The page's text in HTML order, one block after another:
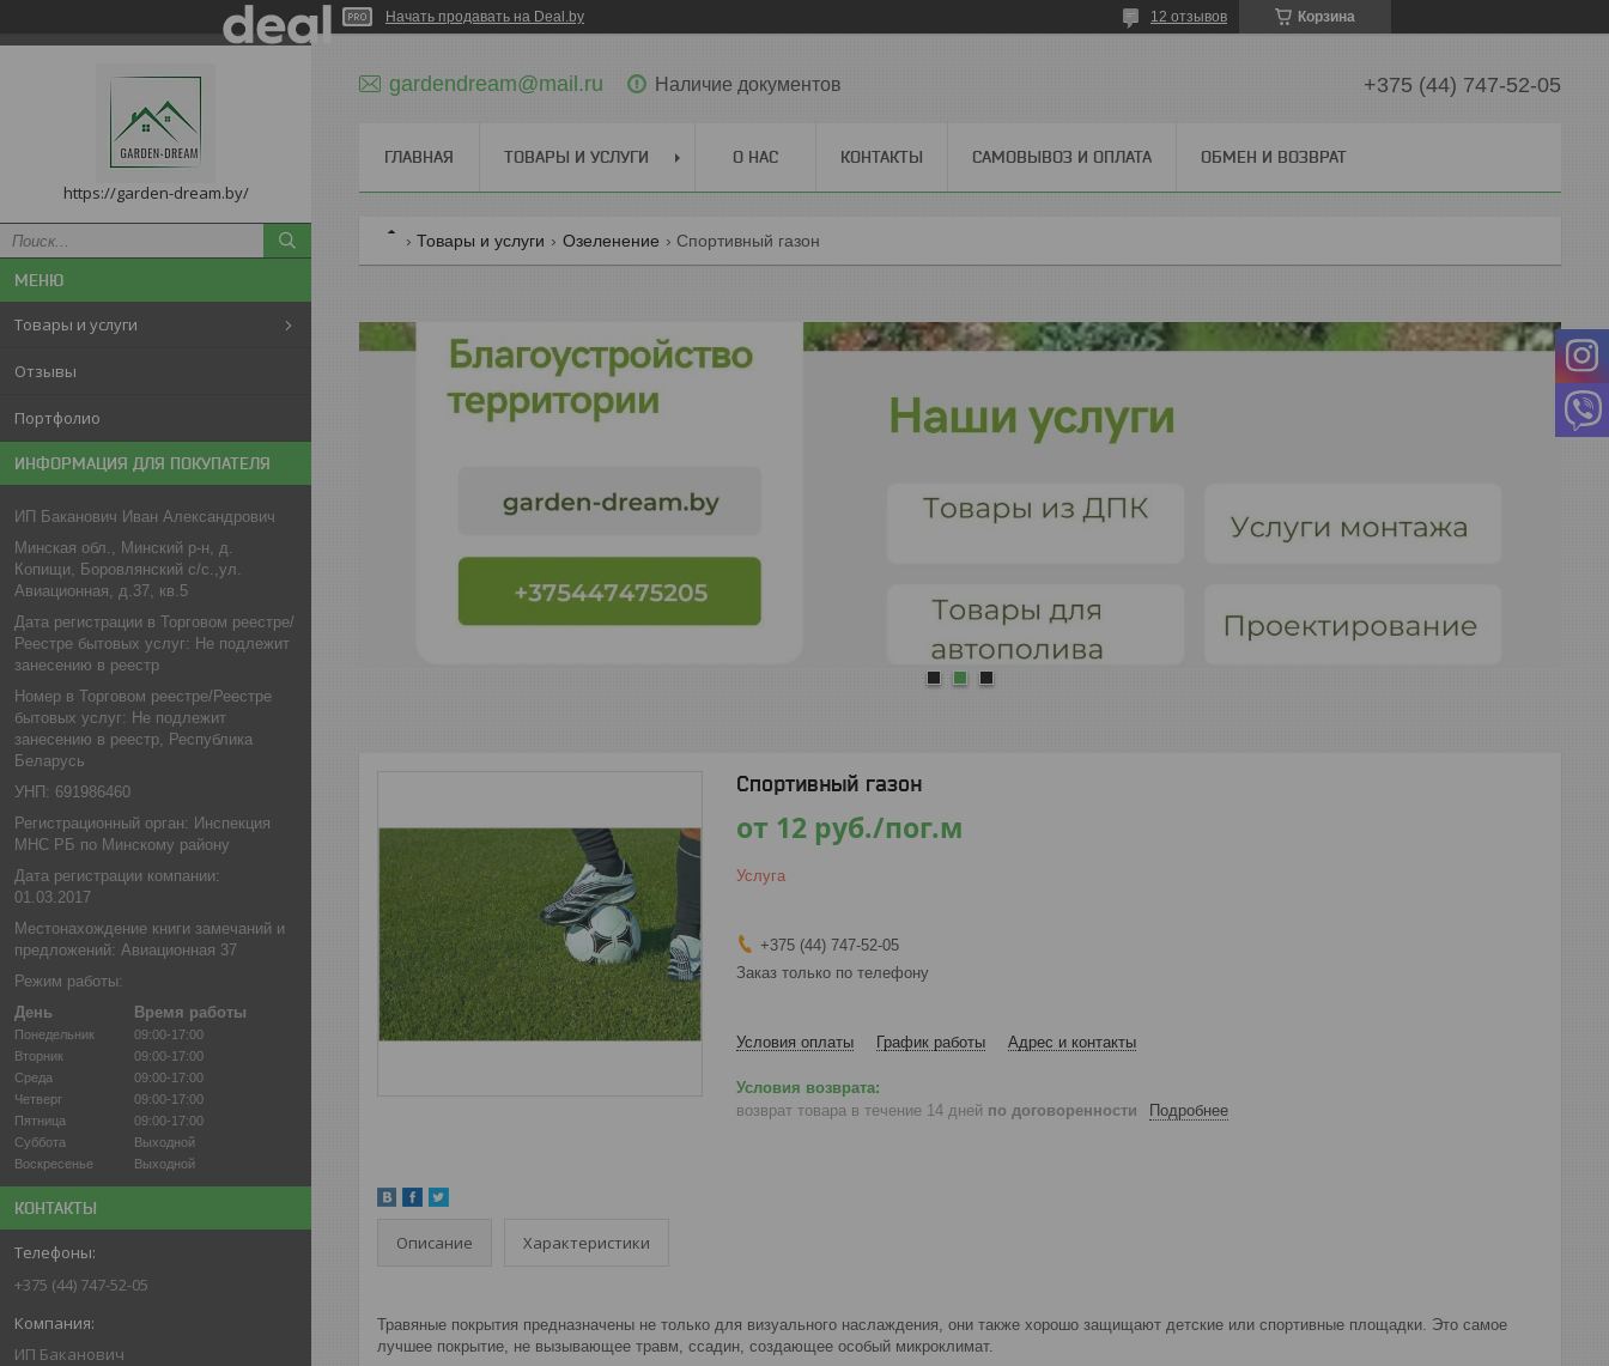
Начать продавать на Deal.by Корзина
12 отзывов
https://garden-dream.by/
Товары и услуги
Отзывы
Портфолио
ИНФОРМАЦИЯ ДЛЯ ПОКУПАТЕЛЯ
ИП Баканович Иван Александрович
Минская обл., Минский р-н, д.
Копищи, Боровлянский с/с.,ул.
Авиационная, д.37, кв.5
Дата регистрации в Торговом реестре/
Реестре бытовых услуг: Не подлежит
занесению в реестр
Номер в Торговом реестре/Реестре
бытовых услуг: Не подлежит
занесению в реестр, Республика
Беларусь
УНП: 691986460
Регистрационный орган: Инспекция
МНС РБ по Минскому району
Дата регистрации компании:
01.03.2017
Местонахождение книги замечаний и
предложений: Авиационная 37
Режим работы:
День
Время работы
Понедельник
09:00-17:00
Вторник
09:00-17:00
Среда
09:00-17:00
Четверг
09:00-17:00
Пятница
09:00-17:00
Суббота
Выходной
Воскресенье
Выходной
КОНТАКТЫ
+375 (44) 747-52-05
ИП Баканович
gardendream@mail.ru Наличие документов +375 (44) 747-52-05
ГЛАВНАЯ ТОВАРЫ И УСЛУГИ О НАС КОНТАКТЫ САМОВЫВОЗ И ОПЛАТА ОБМЕН И ВОЗВРАТ
Товары и услуги Озеленение Спортивный газон
Спортивный газон
от 12 руб./пог.м
Услуга
+375 (44) 747-52-05
Заказ только по телефону
Условия оплаты График работы Адрес и контакты
возврат товара в течение 14 дней по договоренности Подробнее
Описание Характеристики
Травяные покрытия предназначены не только для визуального наслаждения, они также хорошо защищают детские или спортивные площадки. Это самое
лучшее покрытие, не вызывающее травм, ссадин, создающее особый микроклимат.